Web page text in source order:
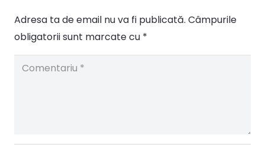
Adresa ta de email nu va fi publicată. Câmpurile
obligatorii sunt marcate cu *